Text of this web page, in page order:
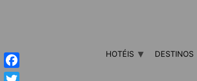
HOTÉIS DESTINOS
Facebook